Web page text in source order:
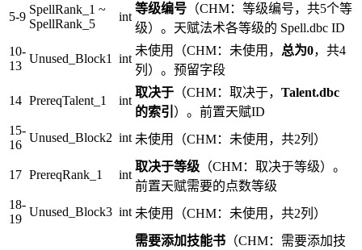
5-9
SpellRank_1 ~
SpellRank_5
int
等级编号 （CHM：等级编号，共5个等
级）。天赋法术各等级的 Spell.dbc ID
10-
13
Unused_Block1 int
未使用（CHM：未使用， 总为0，共4
列）。预留字段
14 PrereqTalent_1 int
取决于 （CHM：取决于， Talent.dbc
的索引 ）。前置天赋ID
15-
16
Unused_Block2 int 未使用（CHM：未使用，共2列）
17 PrereqRank_1 int
取决于等级 （CHM：取决于等级）。
前置天赋需要的点数等级
18-
19
Unused_Block3 int 未使用（CHM：未使用，共2列）
需要添加技能书 （CHM：需要添加技